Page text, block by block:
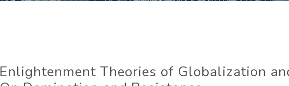
Enlightenment Theories of Globalization